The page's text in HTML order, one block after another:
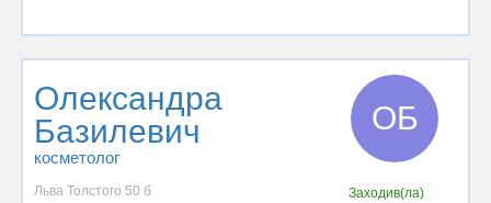
Олександра
Базилевич
косметолог
ОБ
Льва Толстого 50 б
Заходив(ла)